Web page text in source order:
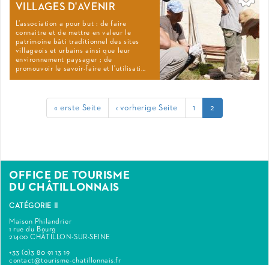
VILLAGES D'AVENIR
L’association a pour but : de faire
connaitre et de mettre en valeur le
patrimoine bâti traditionnel des sites
villageois et urbains ainsi que leur
environnement paysager ; de
promouvoir le savoir-faire et l'utilisati…
« erste Seite ‹ vorherige Seite 1 2
OFFICE DE TOURISME
DU CHÂTILLONNAIS
CATÉGORIE II
Maison Philandrier
1 rue du Bourg
21400 CHÂTILLON-SUR-SEINE
+33 (0)3 80 91 13 19
contact@tourisme-chatillonnais.fr